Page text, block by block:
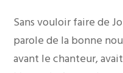
Sans vouloir faire de
parole de la bonne
avant le chanteur,